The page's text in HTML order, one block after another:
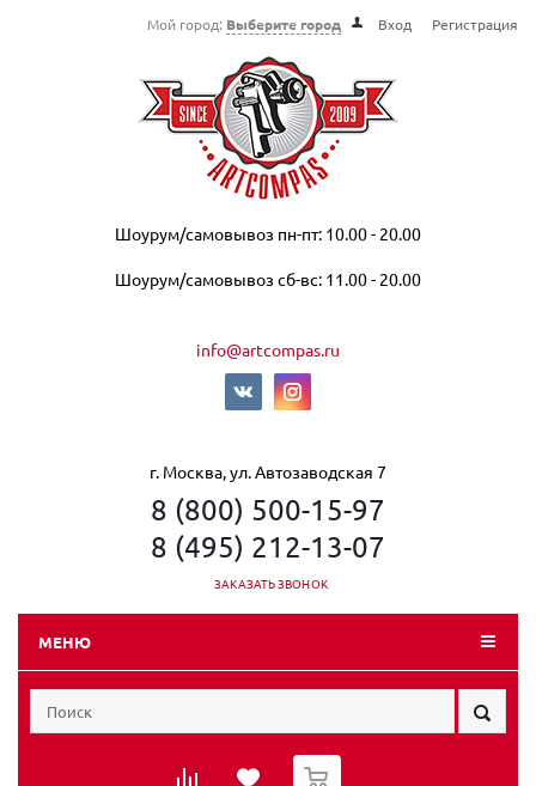
Мой город: Выберите город Вход Регистрация
Шоурум/самовывоз пн-пт: 10.00 - 20.00
Шоурум/самовывоз сб-вс: 11.00 - 20.00
info@artcompas.ru
г. Москва, ул. Автозаводская 7
8 (800) 500-15-97
8 (495) 212-13-07
ЗАКАЗАТЬ ЗВОНОК
МЕНЮ
0